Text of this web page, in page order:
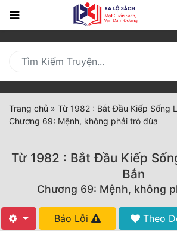
Trang
Mới
Cập
Nhật
(current)
Thể Loại
Truyện Mới Ra
Trang chủ » Từ 1982 : Bắt Đầu Kiếp Sống
Chương 69: Mệnh, không phải trò đùa
Từ 1982 : Bắt Đầu Kiếp
Bắn
Chương 69: Mệnh, không
Báo Lỗi Theo